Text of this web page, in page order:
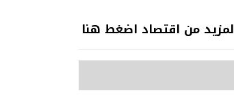
لمزيد من اقتصاد اضغط هنا